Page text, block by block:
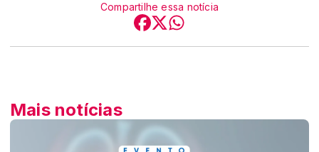
Compartilhe essa notícia
Mais notícias